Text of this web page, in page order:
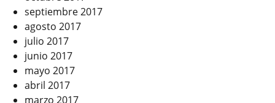
septiembre 2017
agosto 2017
julio 2017
junio 2017
mayo 2017
abril 2017
marzo 2017